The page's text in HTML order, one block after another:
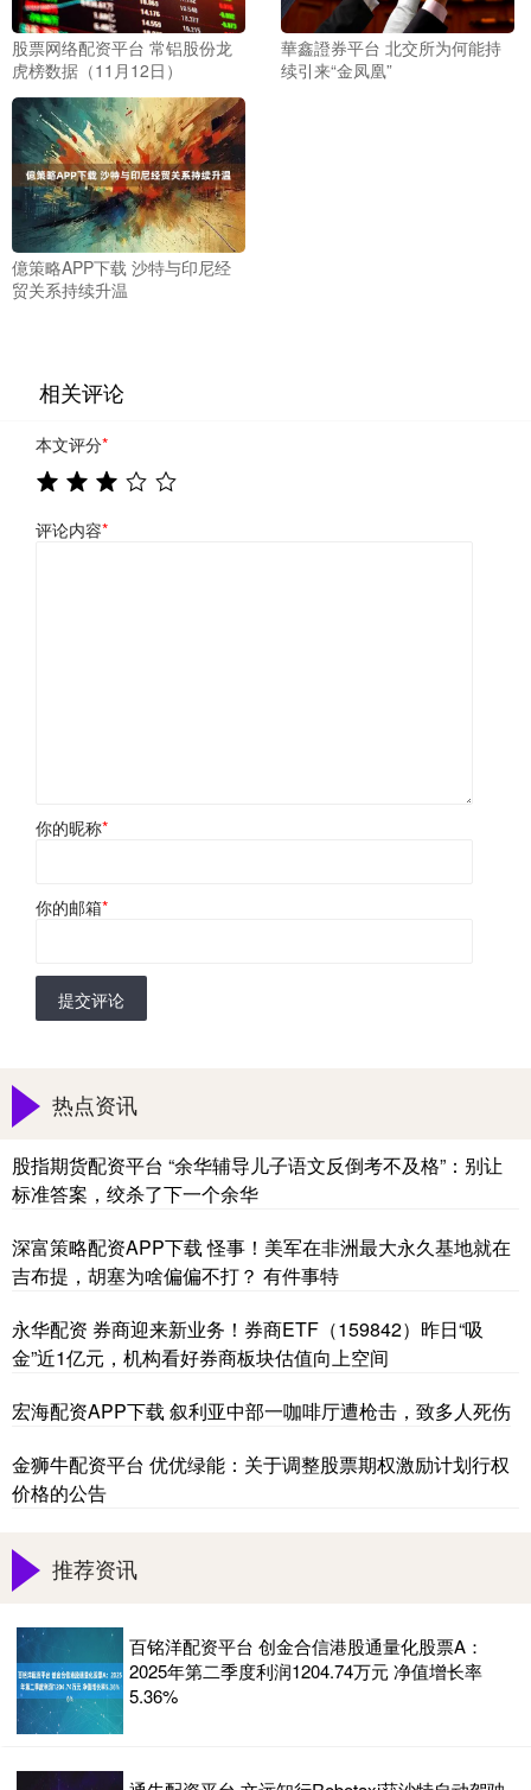
股票网络配资平台 常铝股份龙
虎榜数据（11月12日）
華鑫證券平台 北交所为何能持
续引来“金凤凰”
億策略APP下载 沙特与印尼经
贸关系持续升温
相关评论
本文评分*
评论内容*
你的昵称*
你的邮箱*
提交评论
热点资讯
股指期货配资平台 “余华辅导儿子语文反倒考不及格”：别让
标准答案，绞杀了下一个余华
深富策略配资APP下载 怪事！美军在非洲最大永久基地就在
吉布提，胡塞为啥偏偏不打？ 有件事特
永华配资 券商迎来新业务！券商ETF（159842）昨日“吸
金”近1亿元，机构看好券商板块估值向上空间
宏海配资APP下载 叙利亚中部一咖啡厅遭枪击，致多人死伤
金狮牛配资平台 优优绿能：关于调整股票期权激励计划行权
价格的公告
推荐资讯
百铭洋配资平台 创金合信港股通量化股票A：
2025年第二季度利润1204.74万元 净值增长率
5.36%